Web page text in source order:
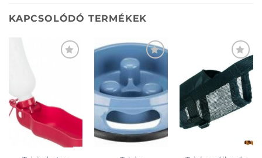
KAPCSOLÓDÓ TERMÉKEK
KEDVENCEKHEZ KEDVENCEKHEZ